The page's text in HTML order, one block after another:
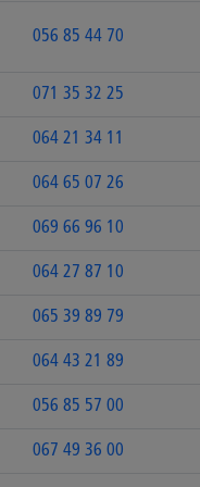
056 85 44 70
071 35 32 25
064 21 34 11
064 65 07 26
069 66 96 10
064 27 87 10
065 39 89 79
064 43 21 89
056 85 57 00
067 49 36 00